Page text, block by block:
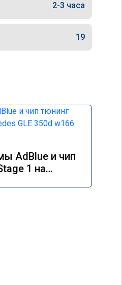
2-3 часа
19
AdBlue и чип
1 на